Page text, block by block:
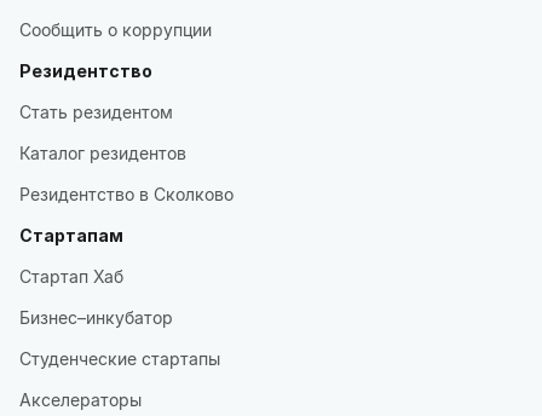
Сообщить о коррупции
Резидентство
Стать резидентом
Каталог резидентов
Резидентство в Сколково
Стартапам
Стартап Хаб
Бизнес–инкубатор
Студенческие стартапы
Акселераторы